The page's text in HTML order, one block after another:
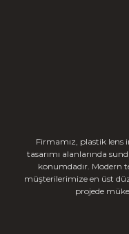
Firmamız, plastik lens
tasarımı alanlarında
konumdadır. Modern
müşterilerimize en üst
projede